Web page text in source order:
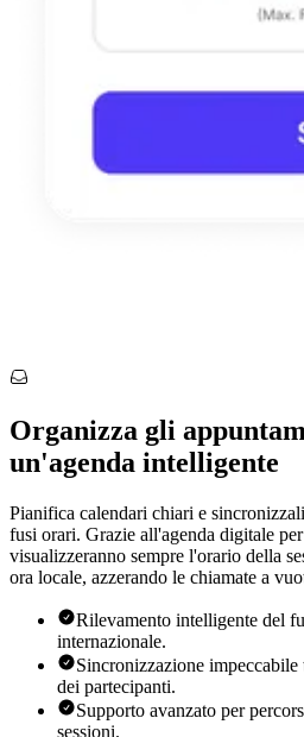
Organizza gli
un'agenda intelligente
Pianifica calendari chiari e
fusi orari. Grazie all'agenda digitale
visualizzeranno sempre l'orario della
ora locale, azzerando le chiamate a
Rilevamento intelligente del
internazionale.
Sincronizzazione impeccabile
dei partecipanti.
Supporto avanzato per
sessioni.